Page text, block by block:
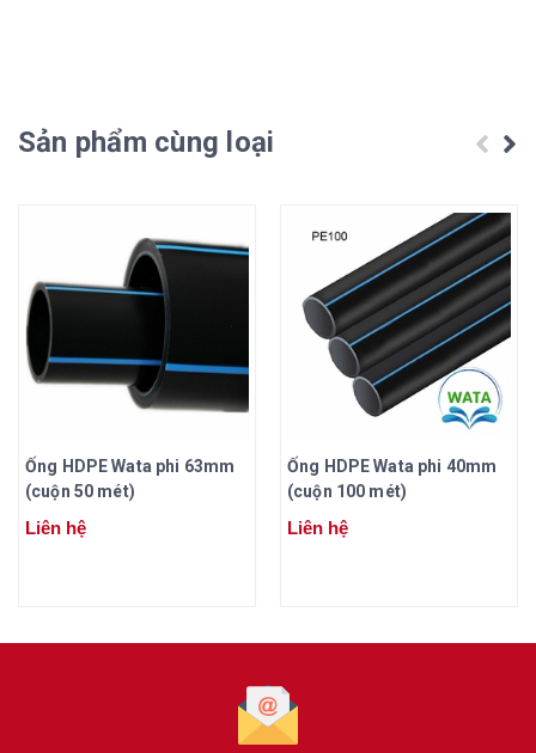
Sản phẩm cùng loại
Ống HDPE Wata phi 63mm
(cuộn 50 mét)
Liên hệ
Ống HDPE Wata phi 40mm
(cuộn 100 mét)
Liên hệ